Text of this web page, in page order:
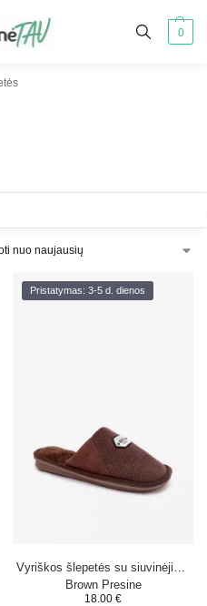
0
Pristatymas: 3-5 d. dienos
Vyriškos šlepetės su siuvinėjimu
Brown Presine
18.00 €